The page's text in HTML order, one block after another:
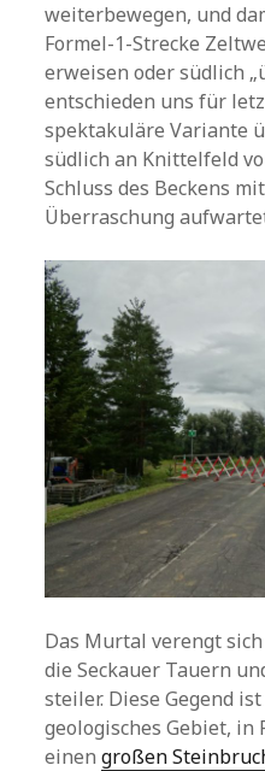
weiterbewegen, und
Formel-1-Strecke
erweisen oder südlich
entschieden uns für
spektakuläre Variante
südlich an Knittelfeld
Schluss des Beckens
Überraschung
Das Murtal verengt
die Seckauer Tauern
steiler. Diese Gegend
geologisches Gebiet,
einengroßen